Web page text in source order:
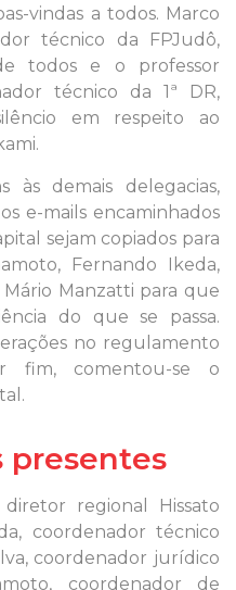
vindas a todos. Marco
técnico da FPJudô,
todos e o professor
técnico da 1ª DR,
em respeito ao
às demais delegacias,
e-mails encaminhados
sejam copiados para
Fernando Ikeda,
Manzatti para que
do que se passa.
no regulamento
fim, comentou-se o
presentes
regional Hissato
coordenador técnico
coordenador jurídico
coordenador de